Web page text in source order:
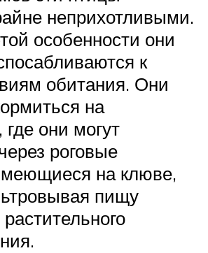
неприхотливыми.
особенности они
к
обитания. Они
на
они могут
роговые
на клюве,
пищу